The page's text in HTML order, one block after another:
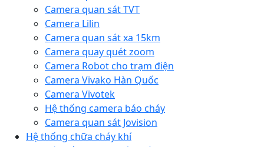
Camera quan sát TVT
Camera Lilin
Camera quan sát xa 15km
Camera quay quét zoom
Camera Robot cho trạm điện
Camera Vivako Hàn Quốc
Camera Vivotek
Hệ thống camera báo cháy
Camera quan sát Jovision
Hệ thống chữa cháy khí